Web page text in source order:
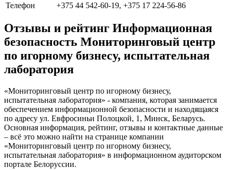
Телефон
+375 44 542-60-19, +375 17 224-56-86
Отзывы и рейтинг Информационная
безопасность Мониторинговый центр
по игорному бизнесу, испытательная
лаборатория
«Мониторинговый центр по игорному бизнесу,
испытательная лаборатория» - компания, которая занимается
обеспечением информационной безопасности и находящаяся
по адресу ул. Евфросиньи Полоцкой, 1, Минск, Беларусь.
Основная информация, рейтинг, отзывы и контактные данные
– всё это можно найти на странице компании
«Мониторинговый центр по игорному бизнесу,
испытательная лаборатория» в информационном аудиторском
портале Белоруссии.